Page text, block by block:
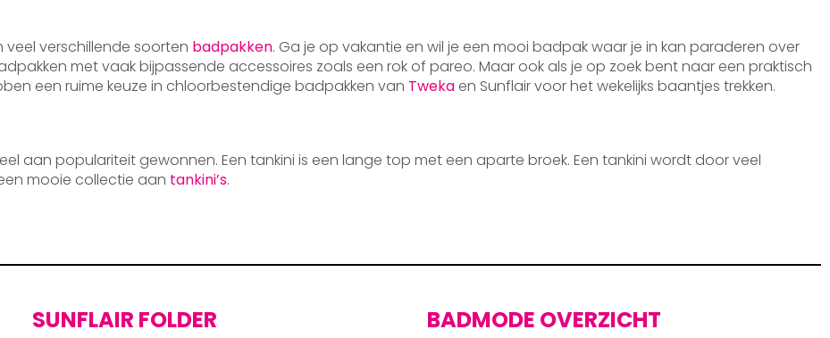
veel verschillende soorten badpakken. Ga je op vakantie en wil je een mooi badpak waar je in kan paraderen over
met vaak bijpassende accessoires zoals een rok of pareo. Maar ook als je op zoek bent naar een praktisch
een ruime keuze in chloorbestendige badpakken van Tweka en Sunflair voor het wekelijks baantjes trekken.
aan populariteit gewonnen. Een tankini is een lange top met een aparte broek. Een tankini wordt door veel
mooie collectie aan tankini’s.
SUNFLAIR FOLDER BADMODE OVERZICHT